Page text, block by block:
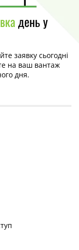
день у
заявку сьогодні
на ваш вантаж
дня.